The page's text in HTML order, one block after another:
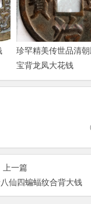
珍罕精美传世品清
宝背龙凤大花钱
上一篇
仙四蝙蝠纹合背大钱